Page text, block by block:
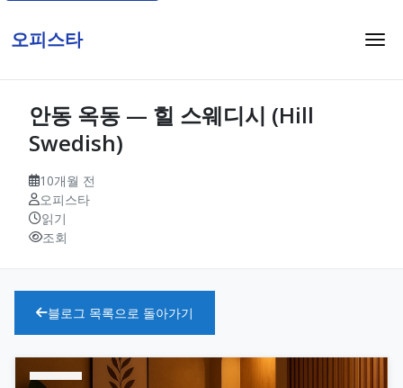
오피스타
안동 옥동 — 힐 스웨디시 (Hill
Swedish)
10개월 전
오피스타
읽기
조회
블로그 목록으로 돌아가기